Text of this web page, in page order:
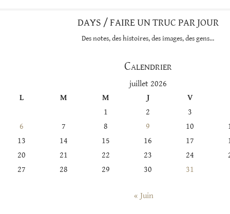
DAYS / FAIRE UN TRUC PAR JOUR
Des notes, des histoires, des images, des gens…
Calendrier
juillet 2026
L
M M J
V
1
2
3
6
7 8 9 10
13
14 15 16 17
20
21 22 23 24
27
28 29 30 31
« Juin